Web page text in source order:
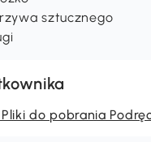
sztucznego
do pobrania